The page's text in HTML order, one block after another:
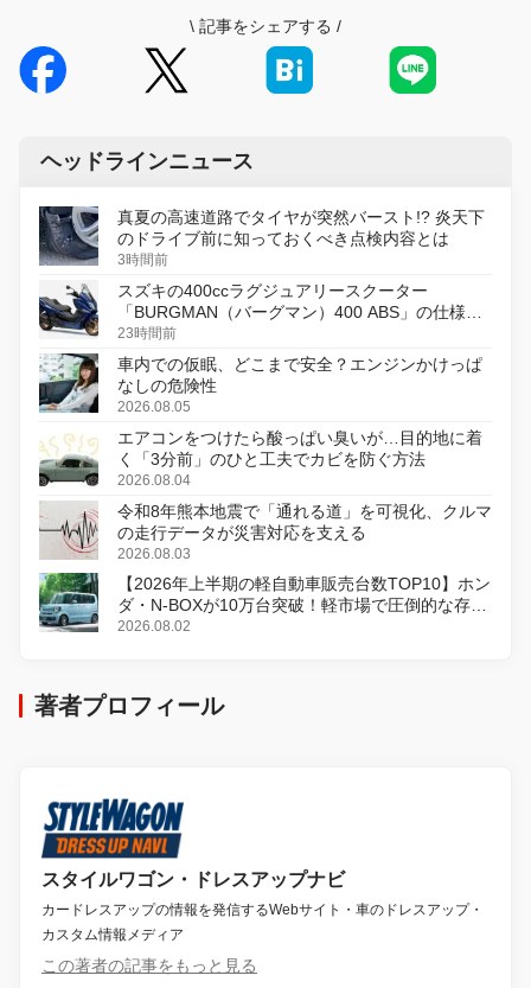
\ 記事をシェアする /
ヘッドラインニュース
真夏の高速道路でタイヤが突然バースト!? 炎天下
のドライブ前に知っておくべき点検内容とは
3時間前
スズキの400ccラグジュアリースクーター
「BURGMAN（バーグマン）400 ABS」の仕様を
変更し、8月18日に発売
23時間前
車内での仮眠、どこまで安全？エンジンかけっぱ
なしの危険性
2026.08.05
エアコンをつけたら酸っぱい臭いが…目的地に着
く「3分前」のひと工夫でカビを防ぐ方法
2026.08.04
令和8年熊本地震で「通れる道」を可視化、クルマ
の走行データが災害対応を支える
2026.08.03
【2026年上半期の軽自動車販売台数TOP10】ホン
ダ・N-BOXが10万台突破！軽市場で圧倒的な存在
感
2026.08.02
著者プロフィール
スタイルワゴン・ドレスアップナビ
カードレスアップの情報を発信するWebサイト・車のドレスアップ・
カスタム情報メディア
この著者の記事をもっと見る